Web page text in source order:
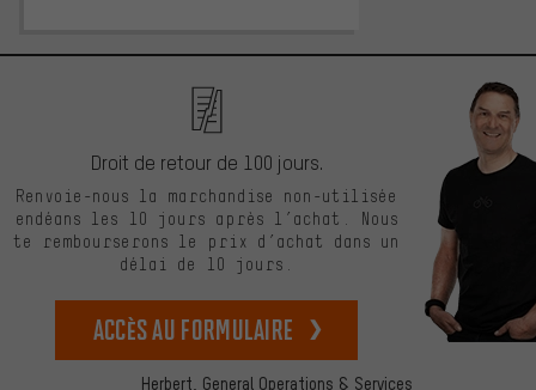
Herbert, General Operations & Services
Droit de retour de 100 jours.
Renvoie-nous la marchandise non-utilisée
endéans les 10 jours après l’achat. Nous
te rembourserons le prix d’achat dans un
délai de 10 jours.
Accès au formulaire